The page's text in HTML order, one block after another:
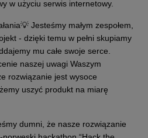
w użyciu serwis internetowy.
Jesteśmy małym zespołem,
- dzięki temu w pełni skupiamy
mu całe swoje serce.
naszej uwagi Waszym
rozwiązanie jest wysoce
uszyć produkt na miarę
dumni, że nasze rozwiązanie